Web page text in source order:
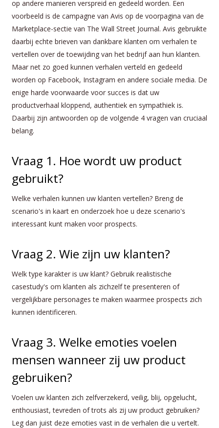
op andere manieren verspreid en gedeeld worden. Een
voorbeeld is de campagne van Avis op de voorpagina van de
Marketplace-sectie van The Wall Street Journal. Avis gebruikte
daarbij echte brieven van dankbare klanten om verhalen te
vertellen over de toewijding van het bedrijf aan hun klanten.
Maar net zo goed kunnen verhalen verteld en gedeeld
worden op Facebook, Instagram en andere sociale media. De
enige harde voorwaarde voor succes is dat uw
productverhaal kloppend, authentiek en sympathiek is.
Daarbij zijn antwoorden op de volgende 4 vragen van cruciaal
belang.
Vraag 1. Hoe wordt uw product
gebruikt?
Welke verhalen kunnen uw klanten vertellen? Breng de
scenario's in kaart en onderzoek hoe u deze scenario's
interessant kunt maken voor prospects.
Vraag 2. Wie zijn uw klanten?
Welk type karakter is uw klant? Gebruik realistische
casestudy's om klanten als zichzelf te presenteren of
vergelijkbare personages te maken waarmee prospects zich
kunnen identificeren.
Vraag 3. Welke emoties voelen
mensen wanneer zij uw product
gebruiken?
Voelen uw klanten zich zelfverzekerd, veilig, blij, opgelucht,
enthousiast, tevreden of trots als zij uw product gebruiken?
Leg dan juist deze emoties vast in de verhalen die u vertelt.